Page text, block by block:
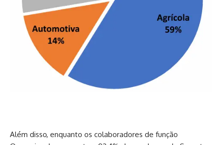
Além disso, enquanto os colaboradores de função